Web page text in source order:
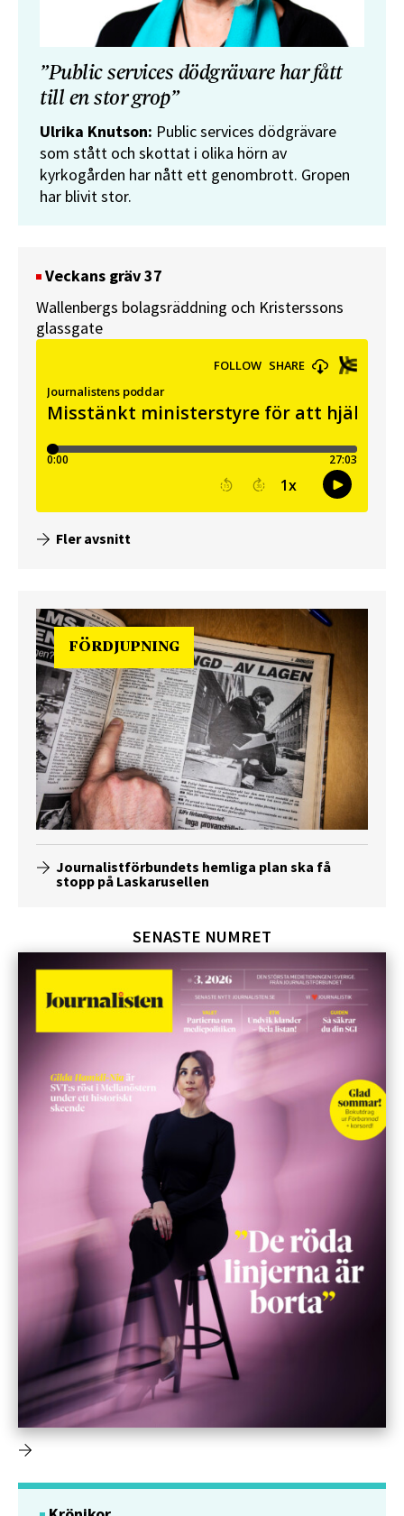
”Public services dödgrävare har fått
till en stor grop”
Ulrika Knutson: Public services dödgrävare
som stått och skottat i olika hörn av
kyrkogården har nått ett genombrott. Gropen
har blivit stor.
Veckans gräv 37
Wallenbergs bolagsräddning och Kristerssons
glassgate
Fler avsnitt
FÖRDJUPNING
Journalistförbundets hemliga plan ska få
stopp på Laskarusellen
SENASTE NUMRET